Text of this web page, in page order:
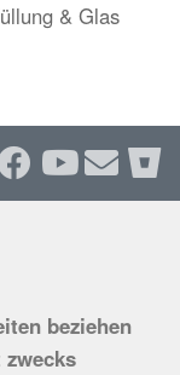
& Glas
beziehen